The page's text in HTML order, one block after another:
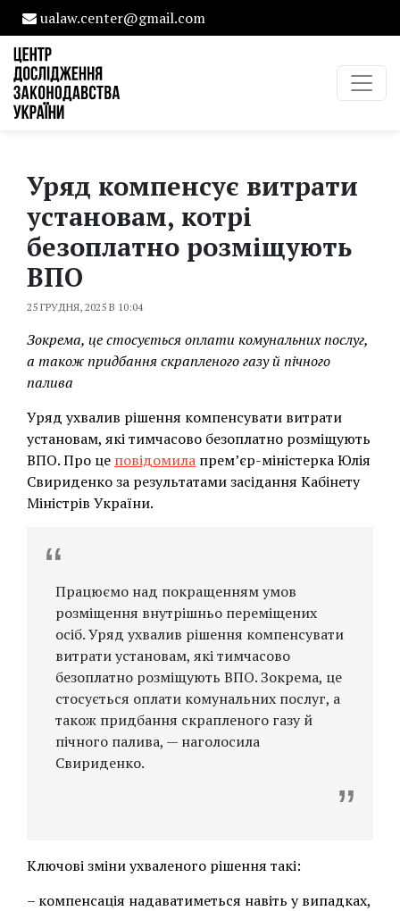
ualaw.center@gmail.com
Уряд компенсує витрати
установам, котрі
безоплатно розміщують
ВПО
25 ГРУДНЯ, 2025 В 10:04
Зокрема, це стосується оплати комунальних послуг,
а також придбання скрапленого газу й пічного
палива
Уряд ухвалив рішення компенсувати витрати
установам, які тимчасово безоплатно розміщують
ВПО. Про це повідомила прем’єр-міністерка Юлія
Свириденко за результатами засідання Кабінету
Міністрів України.
Працюємо над покращенням умов
розміщення внутрішньо переміщених
осіб. Уряд ухвалив рішення компенсувати
витрати установам, які тимчасово
безоплатно розміщують ВПО. Зокрема, це
стосується оплати комунальних послуг, а
також придбання скрапленого газу й
пічного палива, — наголосила
Свириденко.
Ключові зміни ухваленого рішення такі:
– компенсація надаватиметься навіть у випадках,